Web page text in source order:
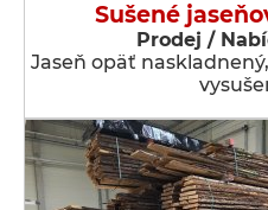
Sušené
Prodej /
Jaseň opäť